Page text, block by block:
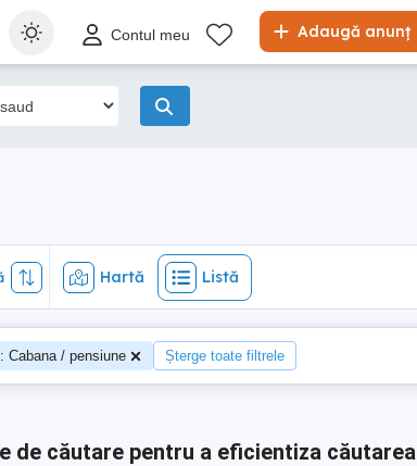
Adaugă anunț
Contul meu
Hartă Listă
Hartă Listă
Cabana / pensiune Șterge toate filtrele
de căutare pentru a eficientiza căutarea